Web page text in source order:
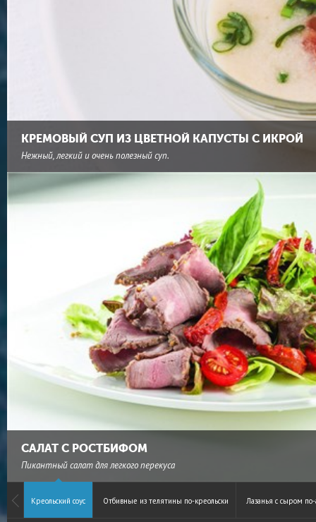
КРЕМОВЫЙ СУП ИЗ ЦВЕТНОЙ КАПУСТЫ С ИКРОЙ
Нежный, легкий и очень полезный суп.
САЛАТ С РОСТБИФОМ
Пикантный салат для легкого перекуса
Креольский соус Отбивные из телятины по-креольски Лазанья с сыром